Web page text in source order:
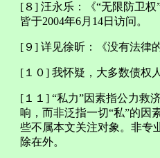
[８] 汪永乐：《“无限防卫权
皆于2004年6月14日访问。
[９] 详见徐昕：《没有法律
[１０] 我怀疑，大多数债权
[１１] “私力”因素指公力救
响，而非泛指一切“私”的因
些不属本文关注对象。非专
除在外。